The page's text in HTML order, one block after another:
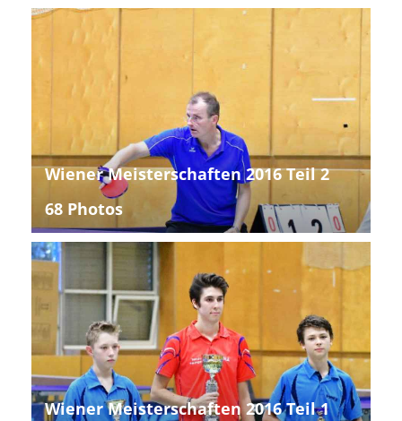
Wiener Meisterschaften 2016 Teil 2
68 Photos
Wiener Meisterschaften 2016 Teil 1